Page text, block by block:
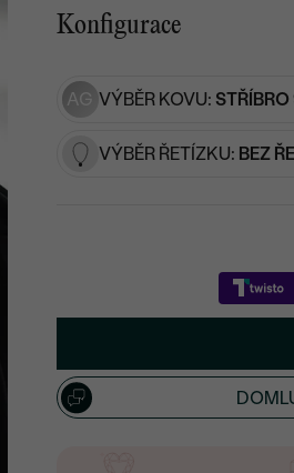
Konfigurace
AG VÝBĚR KOVU:
VÝBĚR ŘETÍZKU: BEZ